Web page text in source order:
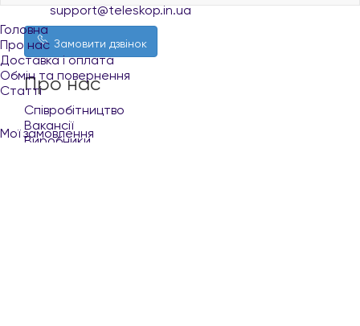
Головна
Про нас
Доставка і оплата
Обмін та повернення
Статті
Мої замовлення
support@teleskop.in.ua
Замовити дзвінок
Про нас
Співробітництво
Вакансії
Виробники